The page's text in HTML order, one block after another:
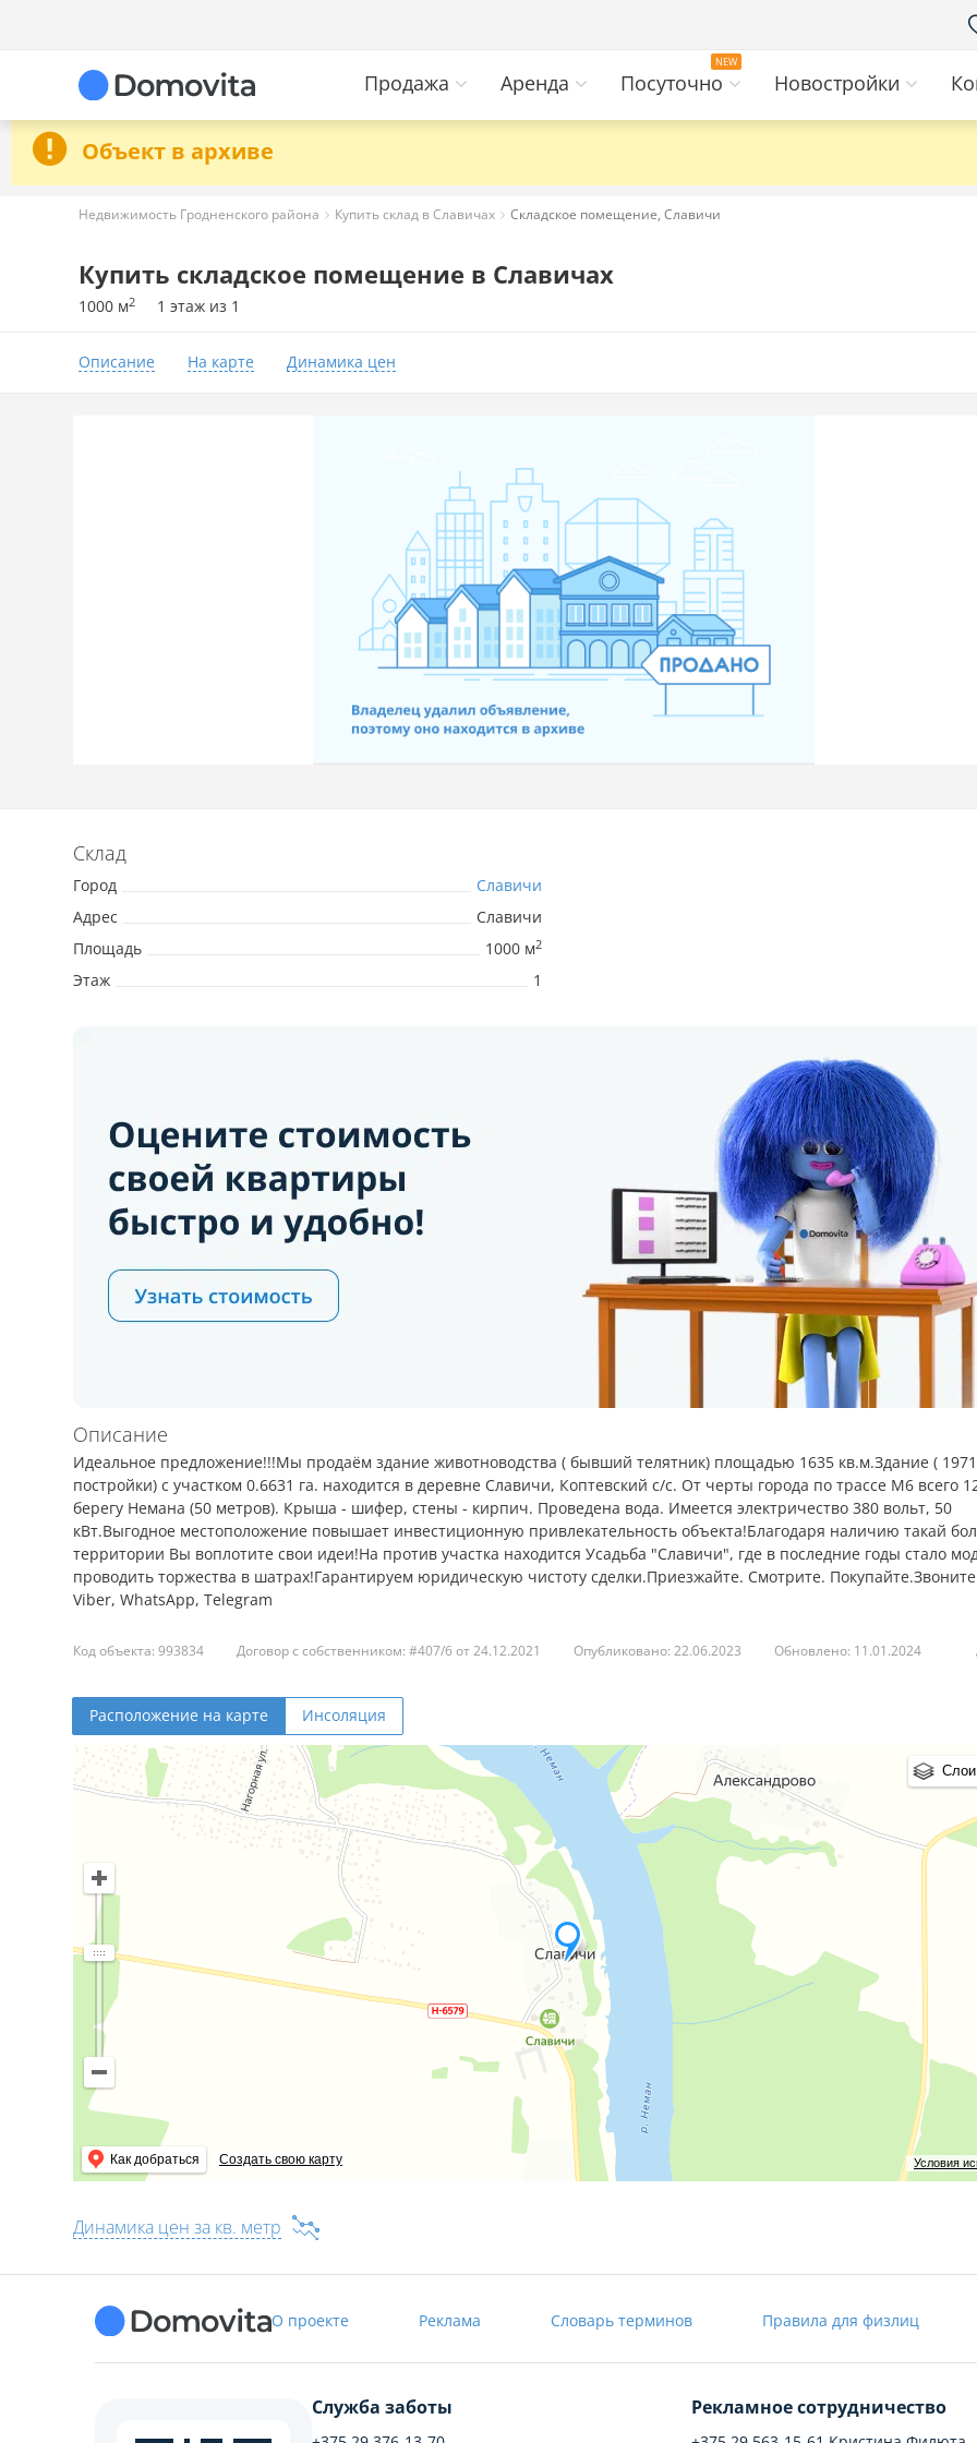
Продажа Аренда Посуточно Новостройки
Объект в архиве
Недвижимость Гродненского района Купить склад в Славичах Складское помещение, Славичи
Купить складское помещение в Славичах
1000 м2 1 этаж из 1
Описание На карте Динамика цен
Склад
Город
Славичи
Адрес
Славичи
Площадь
1000 м2
Этаж 1
Описание
Идеальное предложение!!!Мы продаём здание животноводства ( бывший телятник) площадью 1635 кв.м.Здание (
постройки) с участком 0.6631 га. находится в деревне Славичи, Коптевский с/с. От черты города по трассе М6 всего
берегу Немана (50 метров). Крыша - шифер, стены - кирпич. Проведена вода. Имеется электричество 380 вольт, 50
кВт.Выгодное местоположение повышает инвестиционную привлекательность объекта!Благодаря наличию такай
территории Вы воплотите свои идеи!На против участка находится Усадьба "Славичи", где в последние годы стало
проводить торжества в шатрах!Гарантируем юридическую чистоту сделки.Приезжайте. Смотрите.
Viber, WhatsApp, Telegram
Код объекта: 993834 Договор с собственником: #407/6 от 24.12.2021 Опубликовано: 22.06.2023 Обновлено: 11.01.2024
Расположение на карте Инсоляция
Условия
Как добраться Создать свою карту
Слои
Динамика цен за кв. метр
О проекте Реклама Словарь терминов Правила для физлиц
Служба заботы Рекламное сотрудничество